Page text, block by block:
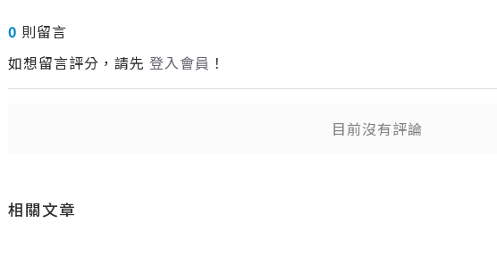
0 則留言
如想留言評分，請先 登入會員 ！
目前沒有評論
相關文章